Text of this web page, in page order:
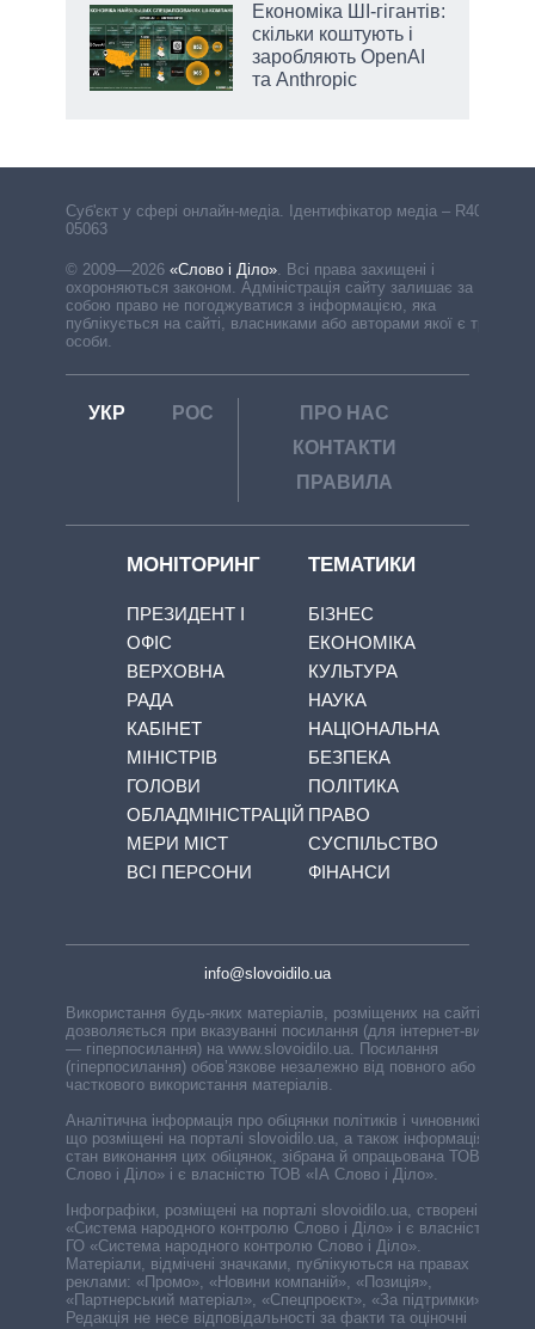
Економіка ШІ-гігантів:
скільки коштують і
заробляють OpenAI
та Anthropic
Cуб'єкт у сфері онлайн-медіа. Ідентифікатор медіа – R40-
05063
© 2009—2026 «Слово і Діло». Всі права захищені і
охороняються законом. Адміністрація сайту залишає за
собою право не погоджуватися з інформацією, яка
публікується на сайті, власниками або авторами якої є треті
особи.
УКР РОС
ПРО НАС
КОНТАКТИ
ПРАВИЛА
МОНІТОРИНГ
ПРЕЗИДЕНТ І
ОФІС
ВЕРХОВНА
РАДА
КАБІНЕТ
МІНІСТРІВ
ГОЛОВИ
ОБЛАДМІНІСТРАЦІЙ
МЕРИ МІСТ
ВСІ ПЕРСОНИ
ТЕМАТИКИ
БІЗНЕС
ЕКОНОМІКА
КУЛЬТУРА
НАУКА
НАЦІОНАЛЬНА
БЕЗПЕКА
ПОЛІТИКА
ПРАВО
СУСПІЛЬСТВО
ФІНАНСИ
info@slovoidilo.ua
Використання будь-яких матеріалів, розміщених на сайті,
дозволяється при вказуванні посилання (для інтернет-видань
— гіперпосилання) на www.slovoidilo.ua. Посилання
(гіперпосилання) обов’язкове незалежно від повного або
часткового використання матеріалів.
Аналітична інформація про обіцянки політиків і чиновників,
що розміщені на порталі slovoidilo.ua, а також інформація про
стан виконання цих обіцянок, зібрана й опрацьована ТОВ «ІА
Слово і Діло» і є власністю ТОВ «ІА Слово і Діло».
Інфографіки, розміщені на порталі slovoidilo.ua, створені ГО
«Система народного контролю Слово і Діло» і є власністю
ГО «Система народного контролю Слово і Діло».
Матеріали, відмічені значками, публікуються на правах
реклами: «Промо», «Новини компаній», «Позиція»,
«Партнерський матеріал», «Спецпроєкт», «За підтримки».
Редакція не несе відповідальності за факти та оціночні